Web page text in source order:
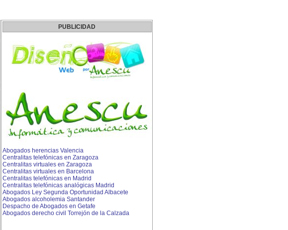
PUBLICIDAD
Abogados herencias Valencia
Centralitas telefónicas en Zaragoza
Centralitas virtuales en Zaragoza
Centralitas virtuales en Barcelona
Centralitas telefónicas en Madrid
Centralitas telefónicas analógicas Madrid
Abogados Ley Segunda Oportunidad Albacete
Abogados alcoholemia Santander
Despacho de Abogados en Getafe
Abogados derecho civil Torrejón de la Calzada